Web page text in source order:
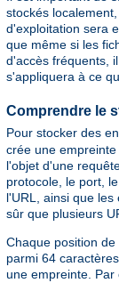
stockés
d'exploitation sera
que même si les
d'accès fréquents,
s'appliquera à ce
Comprendre le
Pour stocker des
crée une
l'objet d'une
protocole, le port,
l'URL, ainsi que
sûr que plusieurs
Chaque position
parmi 64
une empreinte. Par